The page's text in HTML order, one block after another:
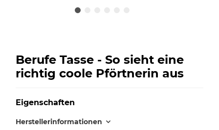
Berufe Tasse - So sieht eine
richtig coole Pförtnerin aus
Eigenschaften
Herstellerinformationen